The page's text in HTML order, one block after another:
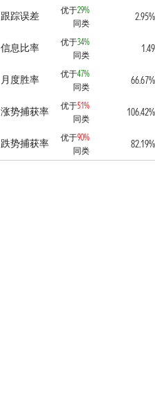
跟踪误差 优于29%
同类
2.95%
信息比率 优于34%
同类
1.49
月度胜率 优于47%
同类
66.67%
涨势捕获率 优于51%
同类
106.42%
跌势捕获率 优于90%
同类
82.19%